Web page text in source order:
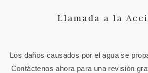
Llamada a la
Los daños causados ​​por el agua se
Contáctenos ahora para una revisión